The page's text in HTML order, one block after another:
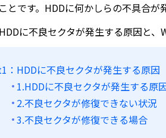
とです。HDDに何かしらの不具合が
に不良セクタが発生する原因と
：HDDに不良セクタが発生する原因
1.HDDに不良セクタが発生する原
2.不良セクタが修復できない状況
3.不良セクタが修復できる場合